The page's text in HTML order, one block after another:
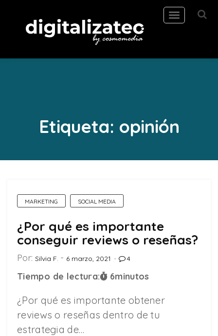
Toggle
navigation
Etiqueta: opinión
MARKETING SOCIAL MEDIA
¿Por qué es importante
conseguir reviews o reseñas?
Por: Silvia F. 6 marzo, 2021 4
Tiempo de lectura: 6minutos
¿Por qué es importante obtener
reviews o reseñas dentro de tu
estrategia de…